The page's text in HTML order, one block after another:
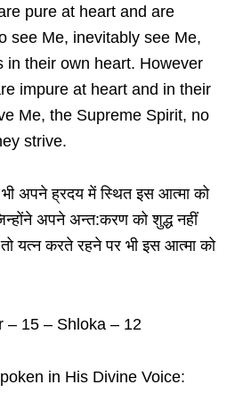
pure at heart and are
see Me, inevitably see Me,
in their own heart. However
impure at heart and in their
Me, the Supreme Spirit, no
strive.
अपने ह्रदय में स्थित इस आत्मा को
अपने अन्त:करण को शुद्ध नहीं
यत्न करते रहने पर भी इस आत्मा को
– 15 – Shloka – 12
in His Divine Voice: